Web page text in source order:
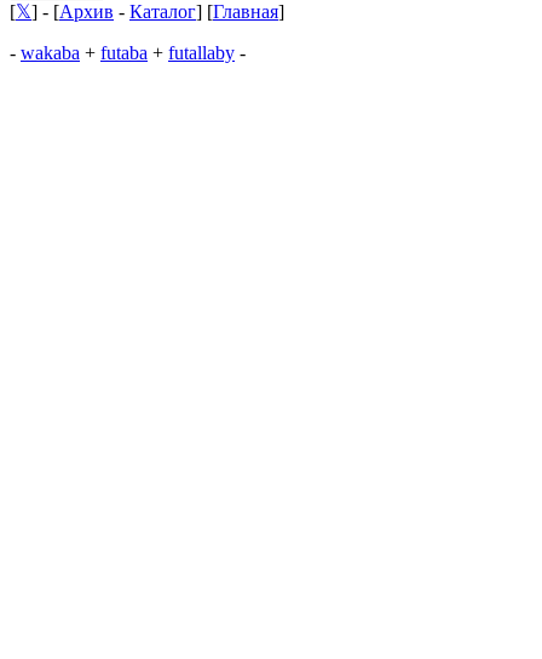
[𝕏] - [Архив - Каталог] [Главная]
- wakaba + futaba + futallaby -